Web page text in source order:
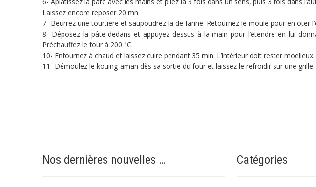
Laissez encore reposer 20 mn.
7- Beurrez une tourtière et saupoudrez la de farine. Retournez le moule pour en ôter
8- Déposez la pâte dedans et appuyez dessus à la main pour l’étendre en lui
Préchauffez le four à 200 °C.
10- Enfournez à chaud et laissez cuire pendant 35 min. L’intérieur doit rester moelleux.
11- Démoulez le kouing-aman dès sa sortie du four et laissez le refroidir sur une
Nos dernières nouvelles … Catégories